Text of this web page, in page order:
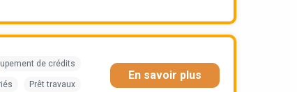
de crédits
Prêt travaux
En savoir plus